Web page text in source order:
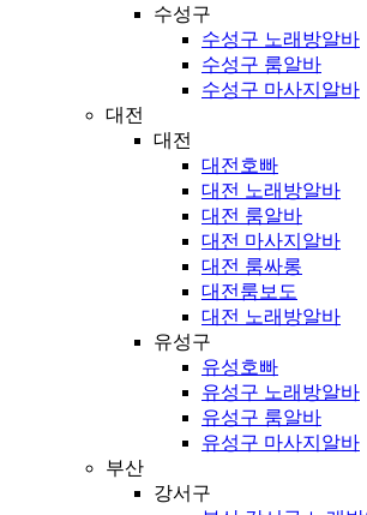
수성구
수성구 노래방알바
수성구 룸알바
수성구 마사지알바
대전
대전
대전호빠
대전 노래방알바
대전 룸알바
대전 마사지알바
대전 룸싸롱
대전룸보도
대전 노래방알바
유성구
유성호빠
유성구 노래방알바
유성구 룸알바
유성구 마사지알바
부산
강서구